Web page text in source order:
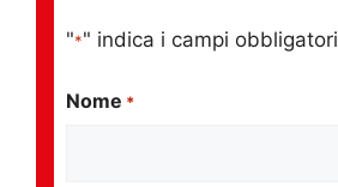
"*" indica i campi obbligatori
Nome *